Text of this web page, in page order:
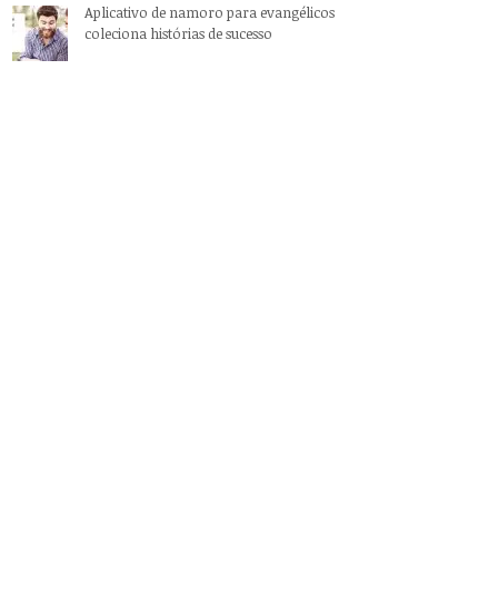
Aplicativo de namoro para evangélicos
coleciona histórias de sucesso